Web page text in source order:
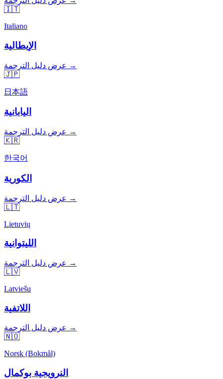
🇮🇹
Italiano
الإيطالية
عرض دليل الترجمة →
🇯🇵
日本語
اليابانية
عرض دليل الترجمة →
🇰🇷
한국어
الكورية
عرض دليل الترجمة →
🇱🇹
Lietuvių
الليتوانية
عرض دليل الترجمة →
🇱🇻
Latviešu
اللاتفية
عرض دليل الترجمة →
🇳🇴
Norsk (Bokmål)
النرويجية بوكمال